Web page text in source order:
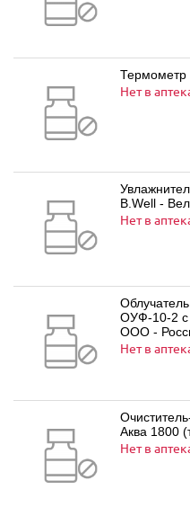
Термометр
Нет в
Увлажнитель воздуха
B.Well -
Нет в
ОУФ-10-2 с
ООО -
Нет в
Аква 1800
Нет в